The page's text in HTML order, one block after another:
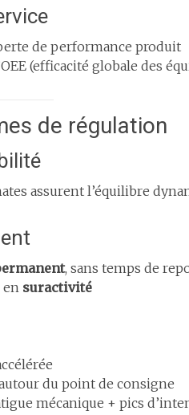
de performance produit
(efficacité globale des
de régulation
assurent l’équilibre
, sans temps de
en suractivité
du point de consigne
mécanique + pics